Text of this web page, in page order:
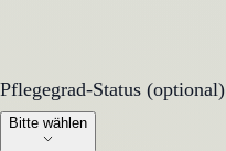
Pflegegrad-Status (optional)
Pflegegrad-Status (optional)
Bitte wählen